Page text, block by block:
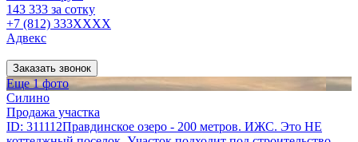
143 333 за сотку
+7 (812) 333XXXX
Адвекс
Заказать звонок
Еще 1 фото
Силино
Продажа участка
ID: 311112Правдинское озеро - 200 метров. ИЖС. Это НЕ